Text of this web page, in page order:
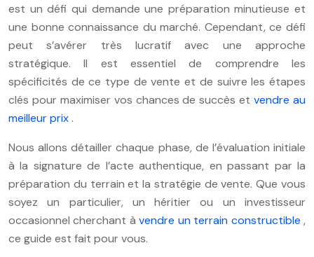
est un défi qui demande une préparation minutieuse et
une bonne connaissance du marché. Cependant, ce défi
peut s’avérer très lucratif avec une approche
stratégique. Il est essentiel de comprendre les
spécificités de ce type de vente et de suivre les étapes
clés pour maximiser vos chances de succès etvendre au
meilleur prix .
Nous allons détailler chaque phase, de l’évaluation initiale
à la signature de l’acte authentique, en passant par la
préparation du terrain et la stratégie de vente. Que vous
soyez un particulier, un héritier ou un investisseur
occasionnel cherchant àvendre un terrain constructible,
ce guide est fait pour vous.